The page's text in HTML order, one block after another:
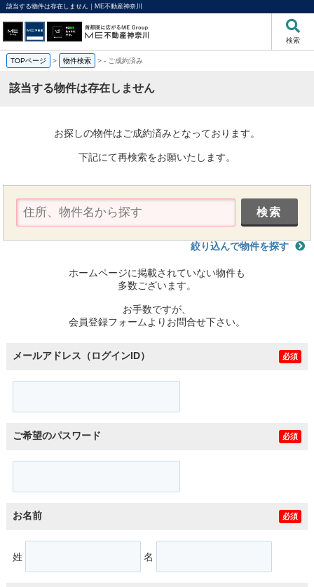
該当する物件は存在しません｜ME不動産神奈川
検索
TOPページ > 物件検索 >- ご成約済み
該当する物件は存在しません
お探しの物件はご成約済みとなっております。
下記にて再検索をお願いたします。
絞り込んで物件を探す
ホームページに掲載されていない物件も
多数ございます。
お手数ですが、
会員登録フォームよりお問合せ下さい。
メールアドレス（ログインID） 必須
ご希望のパスワード 必須
お名前 必須
姓 名